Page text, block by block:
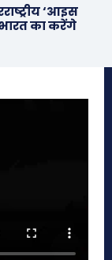
‘आइस
का करेंगे